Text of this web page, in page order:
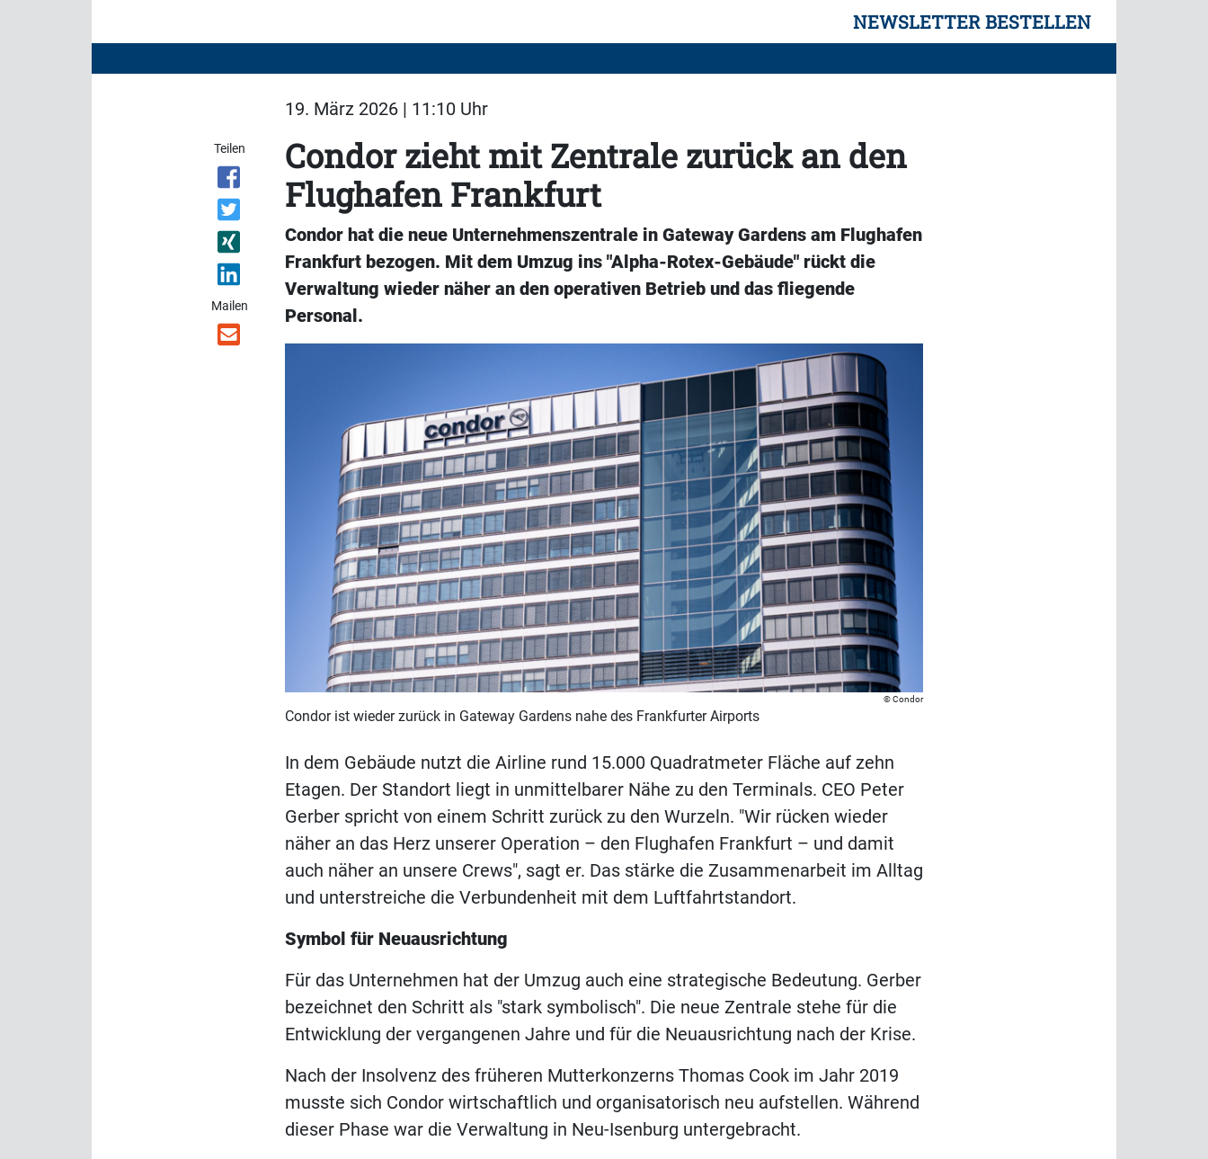
NEWSLETTER BESTELLEN
19. März 2026 | 11:10 Uhr
Teilen
Mailen
Condor zieht mit Zentrale zurück an den
Flughafen Frankfurt
Condor hat die neue Unternehmenszentrale in Gateway Gardens am Flughafen
Frankfurt bezogen. Mit dem Umzug ins "Alpha-Rotex-Gebäude" rückt die
Verwaltung wieder näher an den operativen Betrieb und das fliegende
Personal.
Condor
Condor ist wieder zurück in Gateway Gardens nahe des Frankfurter Airports
In dem Gebäude nutzt die Airline rund 15.000 Quadratmeter Fläche auf zehn
Etagen. Der Standort liegt in unmittelbarer Nähe zu den Terminals. CEO Peter
Gerber spricht von einem Schritt zurück zu den Wurzeln. "Wir rücken wieder
näher an das Herz unserer Operation – den Flughafen Frankfurt – und damit
auch näher an unsere Crews", sagt er. Das stärke die Zusammenarbeit im Alltag
und unterstreiche die Verbundenheit mit dem Luftfahrtstandort.
Symbol für Neuausrichtung
Für das Unternehmen hat der Umzug auch eine strategische Bedeutung. Gerber
bezeichnet den Schritt als "stark symbolisch". Die neue Zentrale stehe für die
Entwicklung der vergangenen Jahre und für die Neuausrichtung nach der Krise.
Nach der Insolvenz des früheren Mutterkonzerns Thomas Cook im Jahr 2019
musste sich Condor wirtschaftlich und organisatorisch neu aufstellen. Während
dieser Phase war die Verwaltung in Neu-Isenburg untergebracht.